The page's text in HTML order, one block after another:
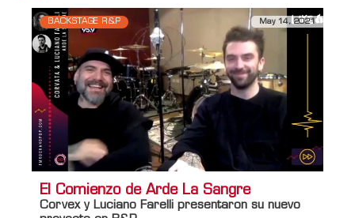
BACKSTAGE R&P May 14, 2021
El Comienzo de Arde La Sangre
Corvex y Luciano Farelli presentaron su nuevo